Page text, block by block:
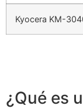
Kyocera KM-
¿Qué es